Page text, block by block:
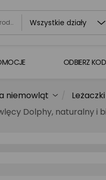
Wszystkie działy
ODBIERZ
niemowląt
Dolphy, naturalny i